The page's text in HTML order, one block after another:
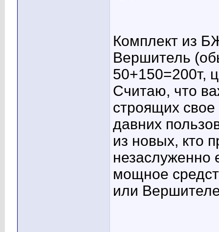
Комплект из
Вершитель
50+150=200т,
Считаю, что
строящих
давних
из новых, кто
незаслуженно
мощное
или